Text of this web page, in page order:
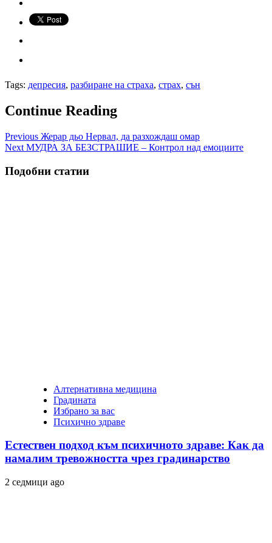
Tags: депресия, разбиране на страха, страх, сън
Continue Reading
Previous Жерар дьо Нервал, да разхождаш омар
Next МУДРА ЗА БЕЗСТРАШИЕ – Контрол над емоциите
Подобни статии
Алтернативна медицина
Градината
Избрано за вас
Психично здраве
Естествен подход към психичното здраве: Как да
намалим тревожността чрез градинарство
2 седмици ago